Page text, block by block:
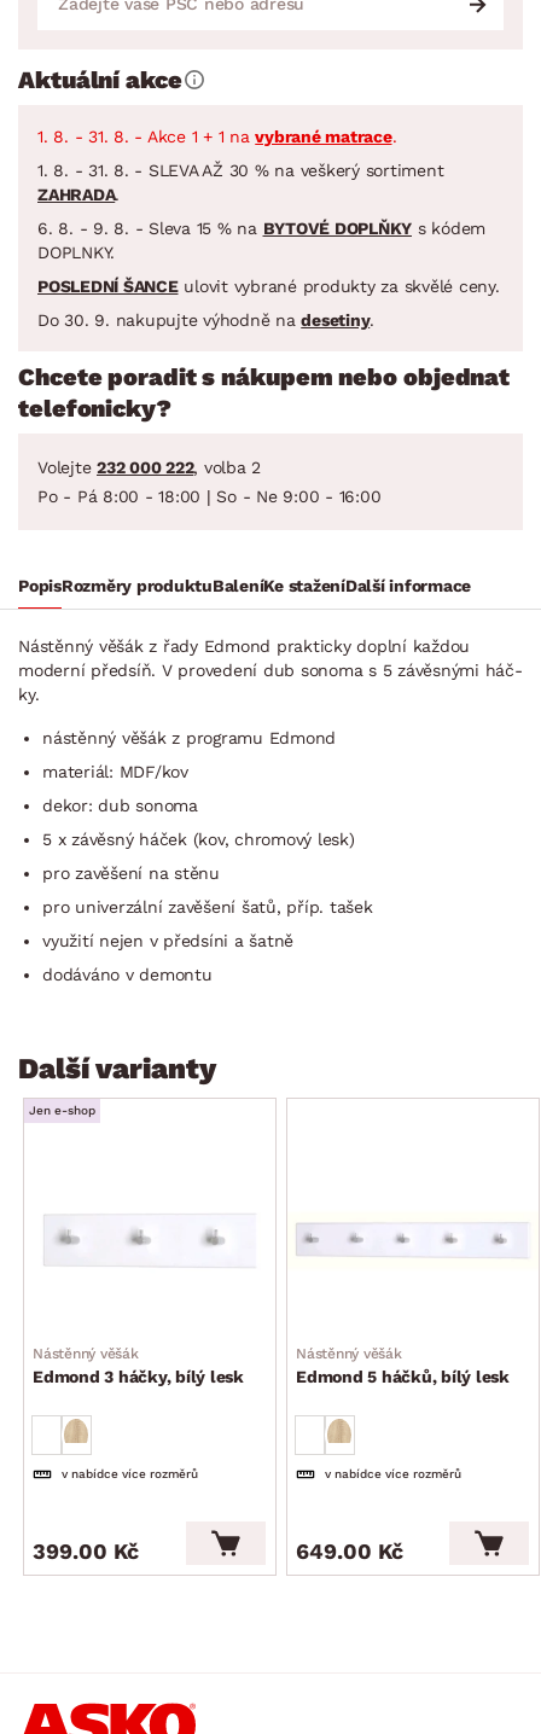
Aktuální akce
1. 8. - 31. 8. - Akce 1 + 1 navybrané matrace.
1. 8. - 31. 8. - SLEVA AŽ 30 % na veškerý sortiment
ZAHRADA.
6. 8. - 9. 8. - Sleva 15 % na BYTOVÉ DOPLŇKY s kódem
DOPLNKY.
POSLEDNÍ ŠANCEulovit vybrané produkty za skvělé ceny.
Do 30. 9. nakupujte výhodně nadesetiny.
Chcete poradit s nákupem nebo objednat
telefonicky?
Volejte 232 000 222, volba 2
Po - Pá 8:00 - 18:00 | So - Ne 9:00 - 16:00
PopisRozměry produktuBaleníKe staženíDalší informace
Nástěnný věšák z řady Edmond prakticky doplní každou
moderní předsíň. V provedení dub sonoma s 5 závěsnými háč­
ky.
nástěnný věšák z programu Edmond
materiál: MDF/kov
dekor: dub sonoma
5 x závěsný háček (kov, chromový lesk)
pro zavěšení na stěnu
pro univerzální zavěšení šatů, příp. tašek
využití nejen v předsíni a šatně
dodáváno v demontu
Další varianty
Jen e-shop
Nástěnný věšák
Edmond 3 háčky, bílý lesk
v nabídce více rozměrů
399.00 Kč
Nástěnný věšák
Edmond 5 háčků, bílý lesk
v nabídce více rozměrů
649.00 Kč